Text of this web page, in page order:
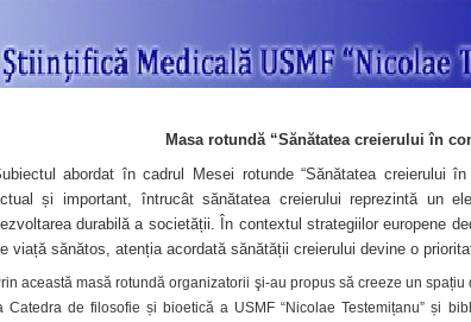
Masa rotundă “Sănătatea creierului în
abordat în cadrul Mesei rotunde “Sănătatea creierului
și important, întrucât sănătatea creierului reprezintă un
durabilă a societății. În contextul strategiilor europene
viață sănătos, atenția acordată sănătății creierului devine o
această masă rotundă organizatorii şi-au propus să creeze un
Catedra de filosofie și bioetică a USMF “Nicolae Testemițanu” și